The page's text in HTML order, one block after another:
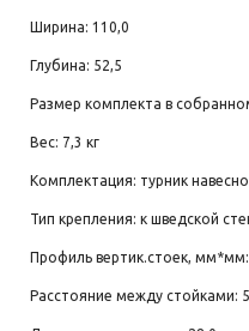
Ширина: 110,0
Глубина: 52,5
Размер комплекта в
Вес: 7,3 кг
Комплектация: турник
Тип крепления: к шведской
Профиль вертик.стоек,
Расстояние между стойками: